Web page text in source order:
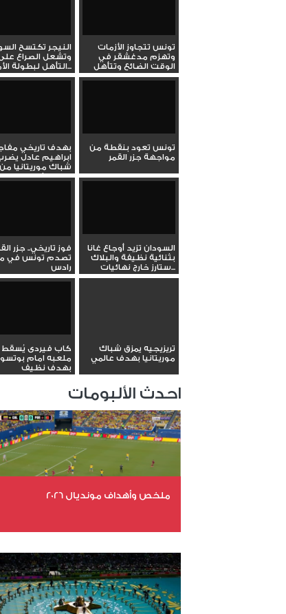
تونس تتجاوز الأزمات
وتهزم مدغشقر في
الوقت الضائع وتتأهل
لنهائيات...
النيجر تكتسح
وتشعل الصراع
التأهل لبطولة الأمم...
تونس تعود بنقطة من
مواجهة جزر القمر
بهدف تاريخي
ابراهيم عادل
شباك موريتانيا
منتصف...
السودان تزيد أوجاع غانا
بثنائية نظيفة والبلاك
ستارز خارج نهائيات...
فوز تاريخي.. جزر
تصدم تونس في
رادس
تريزيجيه يمزق شباك
موريتانيا بهدف عالمي
كاب فيردى
ملعبه امام
بهدف نظيف
احدث الألبومات
ملخص وأهداف مونديال 2026
عدد المشاهدات 4866